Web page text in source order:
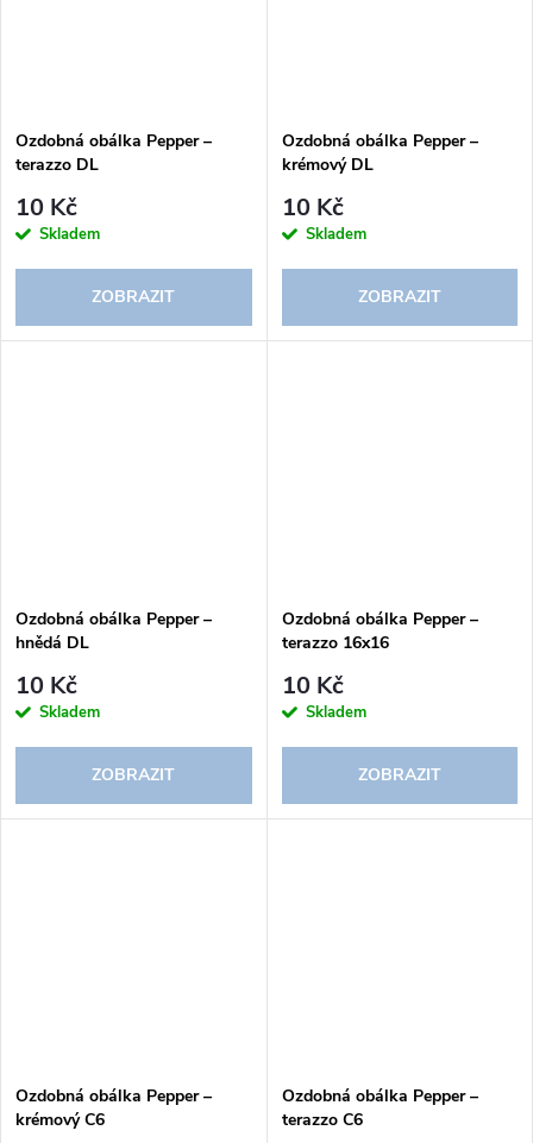
Ozdobná obálka Pepper –
terazzo DL
10 Kč
Skladem
ZOBRAZIT
Ozdobná obálka Pepper –
krémový DL
10 Kč
Skladem
ZOBRAZIT
Ozdobná obálka Pepper –
hnědá DL
10 Kč
Skladem
ZOBRAZIT
Ozdobná obálka Pepper –
terazzo 16x16
10 Kč
Skladem
ZOBRAZIT
Ozdobná obálka Pepper –
krémový C6
Ozdobná obálka Pepper –
terazzo C6